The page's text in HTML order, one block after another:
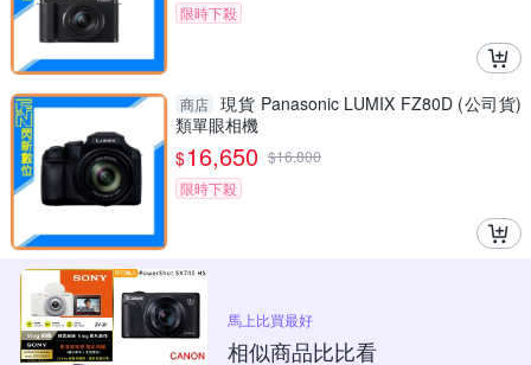
限時下殺
商店 現貨 Panasonic LUMIX FZ80D (公司貨)
類單眼相機
$16,650 $16,800
限時下殺
馬上比買最好
相似商品比比看